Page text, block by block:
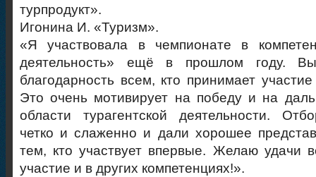
турпродукт».
Игонина И. «Туризм».
«Я участвовала в чемпионате в
деятельность» ещё в прошлом году.
благодарность всем, кто принимает
Это очень мотивирует на победу и на
области турагентской деятельности.
четко и слаженно и дали хорошее
тем, кто участвует впервые. Желаю удачи
участие и в других компетенциях!».